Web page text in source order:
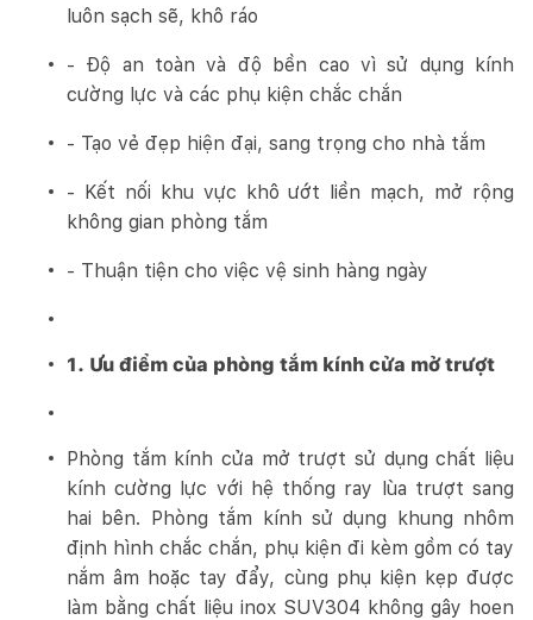
luôn sạch sẽ, khô ráo
- Độ an toàn và độ bền cao vì sử dụng kính
cường lực và các phụ kiện chắc chắn
- Tạo vẻ đẹp hiện đại, sang trọng cho nhà tắm
- Kết nối khu vực khô ướt liền mạch, mở rộng
không gian phòng tắm
- Thuận tiện cho việc vệ sinh hàng ngày
1. Ưu điểm của phòng tắm kính cửa mở trượt
Phòng tắm kính cửa mở trượt sử dụng chất liệu
kính cường lực với hệ thống ray lùa trượt sang
hai bên. Phòng tắm kính sử dụng khung nhôm
định hình chắc chắn, phụ kiện đi kèm gồm có tay
nắm âm hoặc tay đẩy, cùng phụ kiện kẹp được
làm bằng chất liệu inox SUV304 không gây hoen